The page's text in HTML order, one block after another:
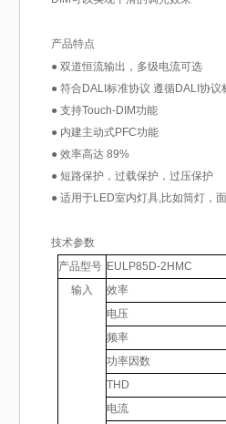
产品特点
● 双道恒流输出，多级电流可选
● 符合DALI标准协议 遵循DALI协议
● 支持Touch-DIM功能
● 内建主动式PFC功能
● 效率高达 89%
● 短路保护，过载保护，过压保护
● 适用于LED室内灯具,比如筒灯，
技术参数
产品型号 EULP85D-2HMC
输入
效率
电压
频率
功率因数
THD
电流